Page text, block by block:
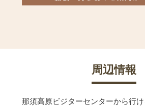
周辺情報
那須高原ビジターセンターから行